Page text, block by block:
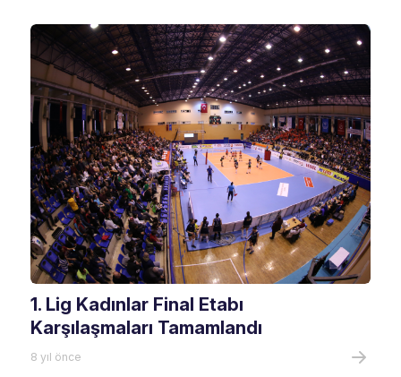
1. Lig Kadınlar Final Etabı
Karşılaşmaları Tamamlandı
8 yıl önce